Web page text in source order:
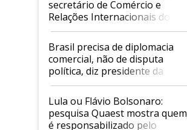
secretário de Comércio e
Relações Internacionais do
Mapa
Brasil precisa de diplomacia
comercial, não de disputa
política, diz presidente da
Faesp
Lula ou Flávio Bolsonaro:
pesquisa Quaest mostra quem
é responsabilizado pelo